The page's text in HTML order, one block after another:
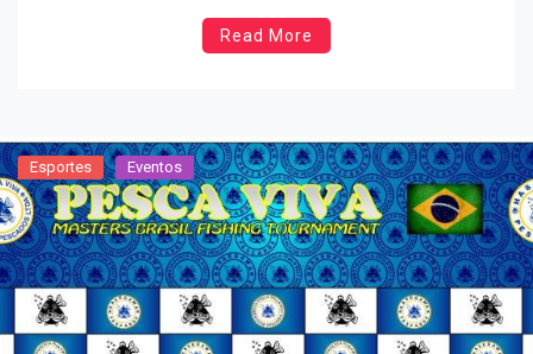
Beatriz Rodrigues conquistou ouro na categoria peso
pesado, avançando mais um pouco no objetivo de
Read More
Esportes Eventos